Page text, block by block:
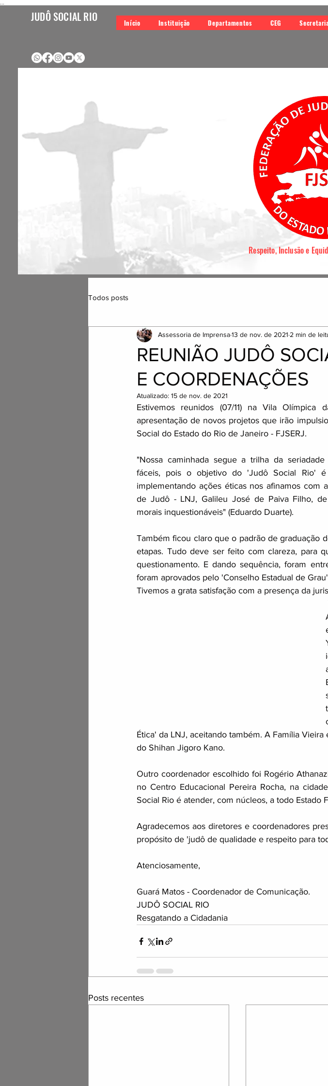
JUDÔ SOCIAL RIO Início Instituição Departamentos CEG
Respeito, Inclusão e
Todos posts
REUNIÃO JUDÔ
E COORDENAÇÕES
Assessoria de Imprensa13 de nov. de 2021 2 min de
Atualizado: 15 de nov. de 2021
Estivemos reunidos (07/11) na Vila
apresentação de novos projetos que irão
Social do Estado do Rio de Janeiro - FJSERJ.
"Nossa caminhada segue a trilha da
fáceis, pois o objetivo do 'Judô Social Rio' é
implementando ações éticas nos afinamos com
de Judô - LNJ, Galileu José de Paiva Filho,
morais inquestionáveis" (Eduardo Duarte).
Também ficou claro que o padrão de graduação
etapas. Tudo deve ser feito com clareza, para
questionamento. E dando sequência, foram
foram aprovados pelo 'Conselho Estadual de Grau'
Tivemos a grata satisfação com a presença da
Ética' da LNJ, aceitando também. A Família
do Shihan Jigoro Kano.
Outro coordenador escolhido foi Rogério
no Centro Educacional Pereira Rocha, na
Social Rio é atender, com núcleos, a todo Estado
Agradecemos aos diretores e coordenadores
propósito de 'judô de qualidade e respeito para
Atenciosamente,
Guará Matos - Coordenador de Comunicação.
JUDÔ SOCIAL RIO
Resgatando a Cidadania
Posts recentes